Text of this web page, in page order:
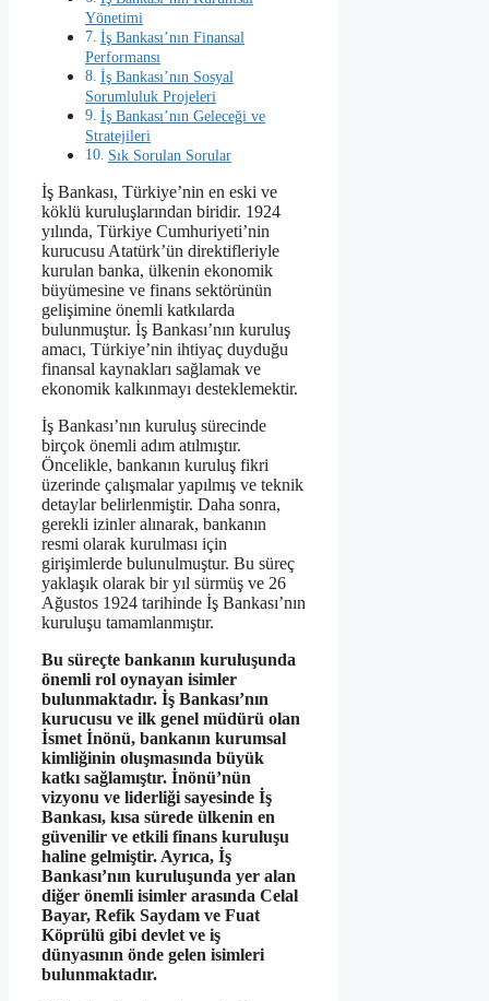
Yönetimi
İş Bankası’nın Finansal
Performansı
İş Bankası’nın Sosyal
Sorumluluk Projeleri
İş Bankası’nın Geleceği ve
Stratejileri
Sık Sorulan Sorular
İş Bankası, Türkiye’nin en eski ve
köklü kuruluşlarından biridir. 1924
yılında, Türkiye Cumhuriyeti’nin
kurucusu Atatürk’ün direktifleriyle
kurulan banka, ülkenin ekonomik
büyümesine ve finans sektörünün
gelişimine önemli katkılarda
bulunmuştur. İş Bankası’nın kuruluş
amacı, Türkiye’nin ihtiyaç duyduğu
finansal kaynakları sağlamak ve
ekonomik kalkınmayı desteklemektir.
İş Bankası’nın kuruluş sürecinde
birçok önemli adım atılmıştır.
Öncelikle, bankanın kuruluş fikri
üzerinde çalışmalar yapılmış ve teknik
detaylar belirlenmiştir. Daha sonra,
gerekli izinler alınarak, bankanın
resmi olarak kurulması için
girişimlerde bulunulmuştur. Bu süreç
yaklaşık olarak bir yıl sürmüş ve 26
Ağustos 1924 tarihinde İş Bankası’nın
kuruluşu tamamlanmıştır.
Bu süreçte bankanın kuruluşunda
önemli rol oynayan isimler
bulunmaktadır. İş Bankası’nın
kurucusu ve ilk genel müdürü olan
İsmet İnönü, bankanın kurumsal
kimliğinin oluşmasında büyük
katkı sağlamıştır. İnönü’nün
vizyonu ve liderliği sayesinde İş
Bankası, kısa sürede ülkenin en
güvenilir ve etkili finans kuruluşu
haline gelmiştir. Ayrıca, İş
Bankası’nın kuruluşunda yer alan
diğer önemli isimler arasında Celal
Bayar, Refik Saydam ve Fuat
Köprülü gibi devlet ve iş
dünyasının önde gelen isimleri
bulunmaktadır.